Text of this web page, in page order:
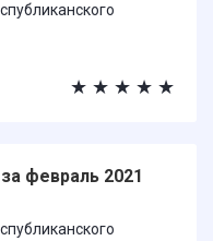
★ ★ ★ ★ ★
февраль 2021